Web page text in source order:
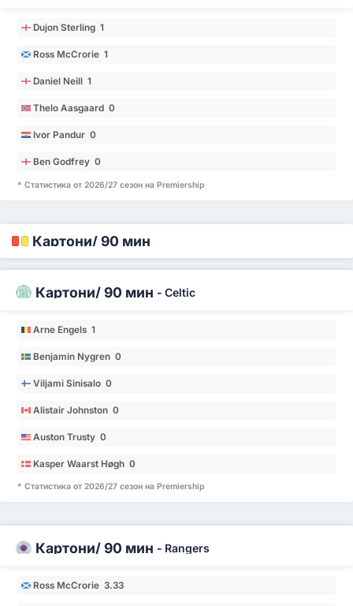
Dujon Sterling 1
Ross McCrorie 1
Daniel Neill 1
Thelo Aasgaard 0
Ivor Pandur 0
Ben Godfrey 0
* Статистика от 2026/27 сезон на Premiership
Картони/ 90 мин
Картони/ 90 мин - Celtic
Arne Engels 1
Benjamin Nygren 0
Viljami Sinisalo 0
Alistair Johnston 0
Auston Trusty 0
Kasper Waarst Høgh 0
* Статистика от 2026/27 сезон на Premiership
Картони/ 90 мин - Rangers
Ross McCrorie 3.33